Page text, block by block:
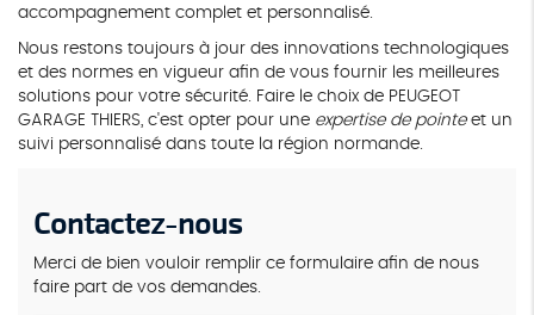
accompagnement complet et personnalisé.
Nous restons toujours à jour des innovations technologiques
et des normes en vigueur afin de vous fournir les meilleures
solutions pour votre sécurité. Faire le choix de PEUGEOT
GARAGE THIERS, c'est opter pour une expertise de pointeet un
suivi personnalisé dans toute la région normande.
Contactez-nous
Merci de bien vouloir remplir ce formulaire afin de nous
faire part de vos demandes.